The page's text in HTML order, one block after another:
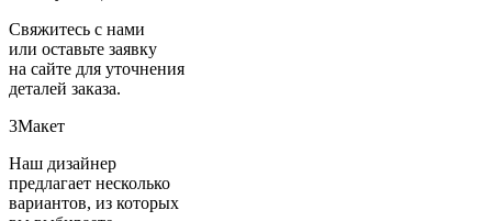
Свяжитесь с нами
или оставьте заявку
на сайте для уточнения
деталей заказа.
3Макет
Наш дизайнер
предлагает несколько
вариантов, из которых